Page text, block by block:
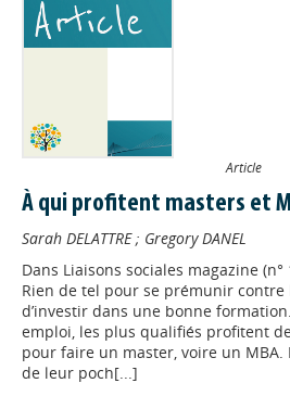
Article
À qui profitent masters et
Sarah DELATTRE; Gregory DANEL
Dans Liaisons sociales magazine (n°
Rien de tel pour se prémunir
d’investir dans une bonne
emploi, les plus qualifiés profitent
pour faire un master, voire un
de leur poch[...]
Appels à projets